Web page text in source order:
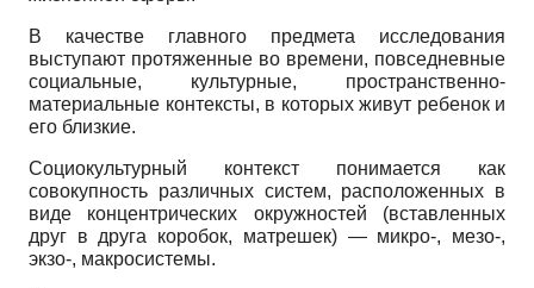
В качестве главного предмета исследования
выступают протяженные во времени, повседневные
социальные, культурные, пространственно-
материальные контексты, в которых живут ребенок и
его близкие.
Социокультурный контекст понимается как
совокупность различных систем, расположенных в
виде концентрических окружностей (вставленных
друг в друга коробок, матрешек) — микро-, мезо-,
экзо-, макросистемы.